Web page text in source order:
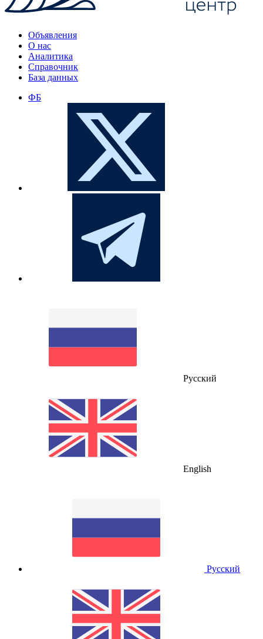
Объявления
О нас
Аналитика
Справочник
База данных
ФБ
Русский
English
Русский